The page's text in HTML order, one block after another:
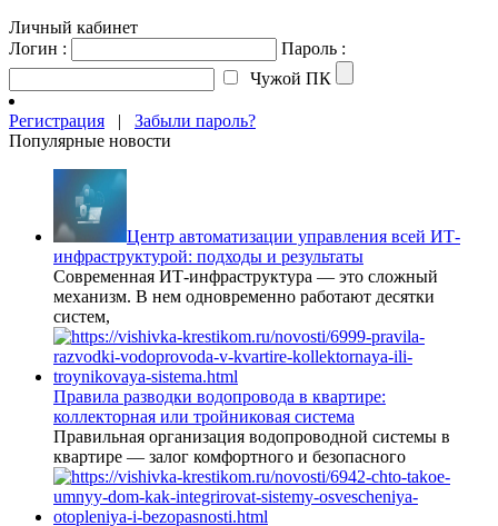
Личный кабинет
Логин :
Пароль :
Чужой ПК
Регистрация | Забыли пароль?
Популярные новости
Центр автоматизации управления всей ИТ-
инфраструктурой: подходы и результаты
Современная ИТ-инфраструктура — это сложный
механизм. В нем одновременно работают десятки
систем,
Правила разводки водопровода в квартире:
коллекторная или тройниковая система
Правильная организация водопроводной системы в
квартире — залог комфортного и безопасного